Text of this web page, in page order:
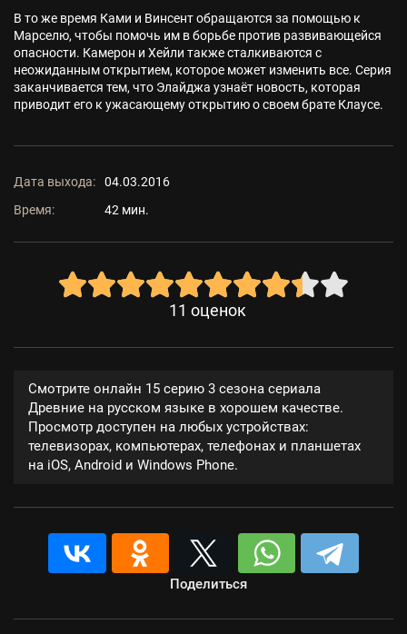
В то же время Ками и Винсент обращаются за помощью к
Марселю, чтобы помочь им в борьбе против развивающейся
опасности. Камерон и Хейли также сталкиваются с
неожиданным открытием, которое может изменить все. Серия
заканчивается тем, что Элайджа узнаёт новость, которая
приводит его к ужасающему открытию о своем брате Клаусе.
Дата выхода:
04.03.2016
Время:
42 мин.
11 оценок
Смотрите онлайн 15 серию 3 сезона сериала
Древние на русском языке в хорошем качестве.
Просмотр доступен на любых устройствах:
телевизорах, компьютерах, телефонах и планшетах
на iOS, Android и Windows Phone.
Поделиться